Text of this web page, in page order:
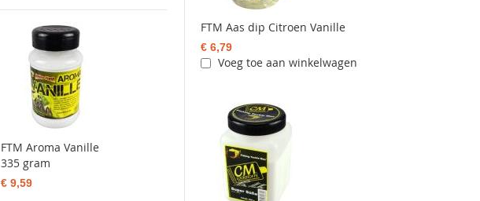
FTM Aas dip Citroen Vanille
€ 6,79
Voeg toe aan winkelwagen
FTM Aroma Vanille
335 gram
€ 9,59